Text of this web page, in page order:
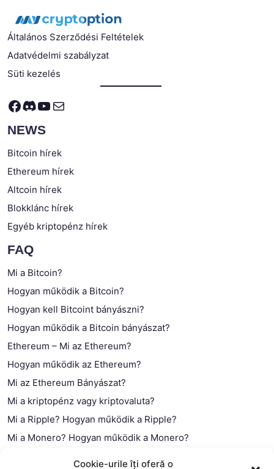
Cookie-urile îți oferă o
Általános Szerződési Feltételek
Adatvédelmi szabályzat
Süti kezelés
Facebook
Discord
YouTube
Mail
NEWS
Bitcoin hírek
Ethereum hírek
Altcoin hírek
Blokklánc hírek
Egyéb kriptopénz hírek
FAQ
Mi a Bitcoin?
Hogyan működik a Bitcoin?
Hogyan kell Bitcoint bányászni?
Hogyan működik a Bitcoin bányászat?
Ethereum – Mi az Ethereum?
Hogyan működik az Ethereum?
Mi az Ethereum Bányászat?
Mi a kriptopénz vagy kriptovaluta?
Mi a Ripple? Hogyan működik a Ripple?
Mi a Monero? Hogyan működik a Monero?